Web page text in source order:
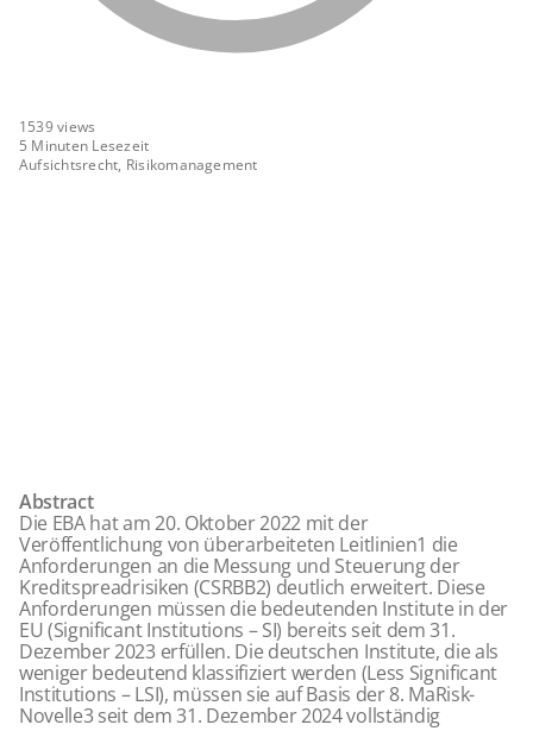
1539views
5 Minuten Lesezeit
Aufsichtsrecht, Risikomanagement
Abstract
Die EBA hat am 20. Oktober 2022 mit der
Veröffentlichung von überarbeiteten Leitlinien1 die
Anforderungen an die Messung und Steuerung der
Kreditspreadrisiken (CSRBB2) deutlich erweitert. Diese
Anforderungen müssen die bedeutenden Institute in der
EU (Significant Institutions – SI) bereits seit dem 31.
Dezember 2023 erfüllen. Die deutschen Institute, die als
weniger bedeutend klassifiziert werden (Less Significant
Institutions – LSI), müssen sie auf Basis der 8. MaRisk-
Novelle3seit dem 31. Dezember 2024 vollständig